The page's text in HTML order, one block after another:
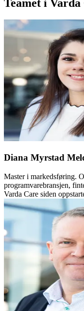
Teamet i Varda
Diana Myrstad
Master i markedsføring.
programvarebransjen,
Varda Care siden